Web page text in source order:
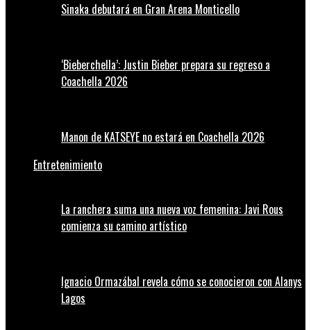
Sinaka debutará en Gran Arena Monticello
‘Bieberchella’: Justin Bieber prepara su regreso a
Coachella 2026
Manon de KATSEYE no estará en Coachella 2026
Entretenimiento
La ranchera suma una nueva voz femenina: Javi Rous
comienza su camino artístico
Ignacio Ormazábal revela cómo se conocieron con Alanys
Lagos